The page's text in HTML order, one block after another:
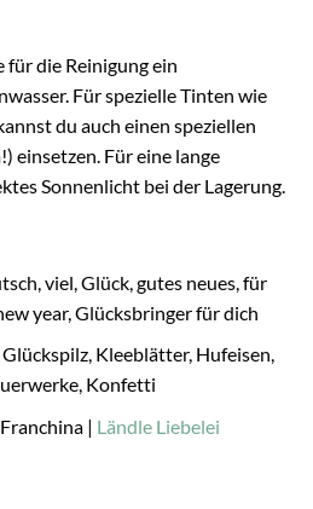
für die Reinigung ein
Für spezielle Tinten wie
du auch einen speziellen
einsetzen. Für eine lange
Sonnenlicht bei der Lagerung.
viel, Glück, gutes neues, für
year, Glücksbringer für dich
Kleeblätter, Hufeisen,
Konfetti
| Ländle Liebelei